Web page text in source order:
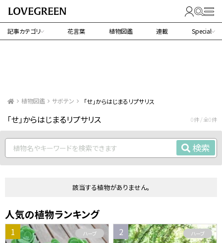
記事カテゴリ 花言葉 植物図鑑 連載 Special
植物図鑑 サボテン 「せ」からはじまるリプサリス
「せ」からはじまるリプサリス 0件 / 全0件
検索
該当する植物がありません。
人気の植物ランキング
ハーブ ハーブ